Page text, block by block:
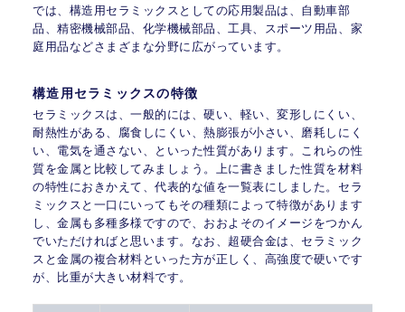
では、構造用セラミックスとしての応用製品は、自動車部
品、精密機械部品、化学機械部品、工具、スポーツ用品、家
庭用品などさまざまな分野に広がっています。
構造用セラミックスの特徴
セラミックスは、一般的には、硬い、軽い、変形しにくい、
耐熱性がある、腐食しにくい、熱膨張が小さい、磨耗しにく
い、電気を通さない、といった性質があります。これらの性
質を金属と比較してみましょう。上に書きました性質を材料
の特性におきかえて、代表的な値を一覧表にしました。セラ
ミックスと一口にいってもその種類によって特徴があります
し、金属も多種多様ですので、おおよそのイメージをつかん
でいただければと思います。なお、超硬合金は、セラミック
スと金属の複合材料といった方が正しく、高強度で硬いです
が、比重が大きい材料です。